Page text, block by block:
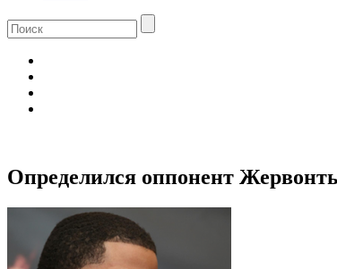
Определился оппонент